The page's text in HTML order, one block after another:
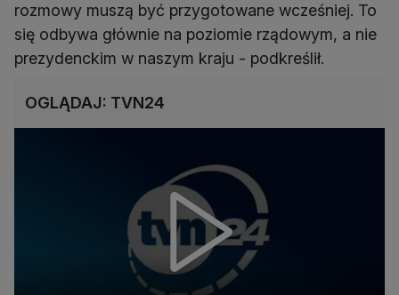
rozmowy muszą być przygotowane wcześniej. To
się odbywa głównie na poziomie rządowym, a nie
prezydenckim w naszym kraju - podkreślił.
OGLĄDAJ: TVN24